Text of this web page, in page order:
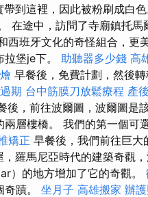
到這裡，因此被粉刷成白色
在途中，訪問了寺廟鎮托馬
西班牙文化的奇怪組合，更
堡je下。 助聽器多少錢 高
早餐後，免費計劃，然後
期 台中筋膜刀放鬆療程 產
後，前往波爾圖，波爾圖是
層樓橋。 我們的第一個可
矯正 早餐後，我們前往巨大
羅馬尼亞時代的建築奇觀
）的地方增加了它的奇觀。
蹟。 坐月子 高雄搬家 辦